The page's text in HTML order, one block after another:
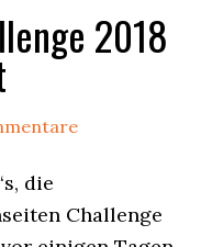
2018
die
Challenge